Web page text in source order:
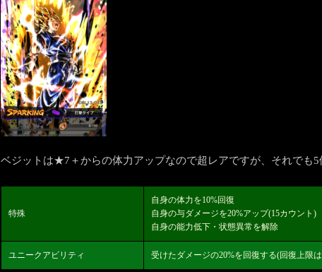
ベジットは★7＋からの体力アップなので超レアですが、それでも
特殊
自身の体力を10%回復
自身の与ダメージを20%アップ(15カウント)
自身の能力低下・状態異常を解除
ユニークアビリティ 受けたダメージの20%を回復する(回復上限